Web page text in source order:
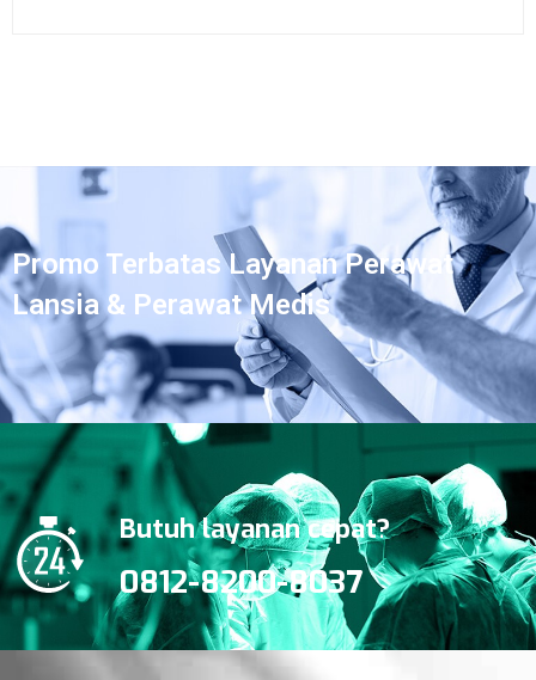
Promo Terbatas Layanan Perawat
Lansia & Perawat Medis
Butuh layanan cepat?
0812-8200-8037